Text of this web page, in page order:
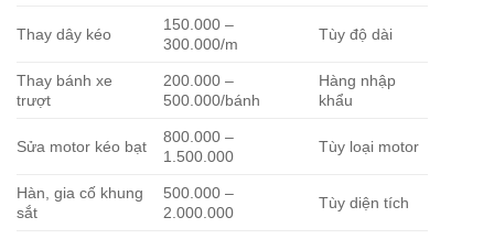
Thay dây kéo
150.000 –
300.000/m
Tùy độ dài
Thay bánh xe
trượt
200.000 –
500.000/bánh
Hàng nhập
khẩu
Sửa motor kéo bạt
800.000 –
1.500.000
Tùy loại motor
Hàn, gia cố khung
sắt
500.000 –
2.000.000
Tùy diện tích